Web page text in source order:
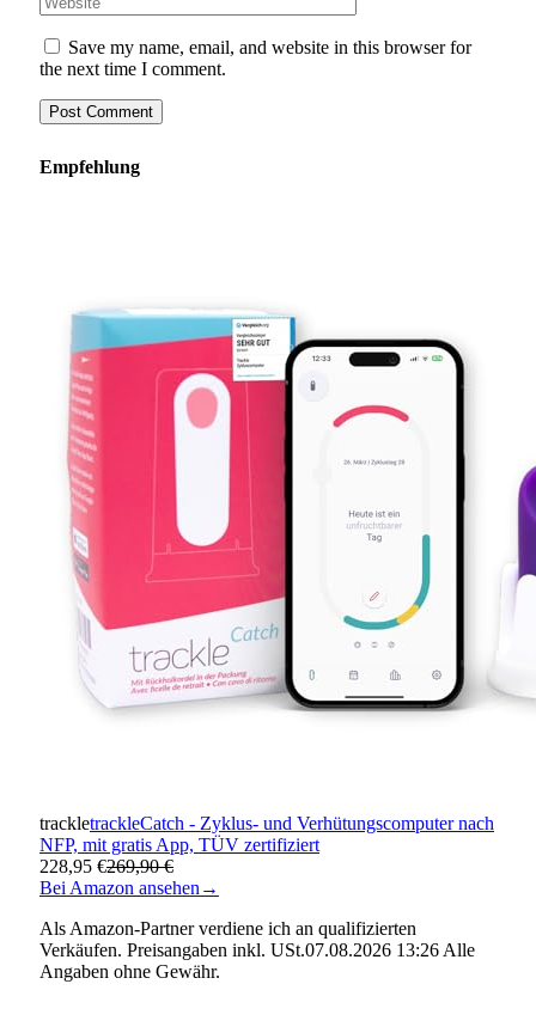
Save my name, email, and website in this browser for
the next time I comment.
Empfehlung
trackletrackleCatch - Zyklus- und Verhütungscomputer nach
NFP, mit gratis App, TÜV zertifiziert
228,95 €269,90 €
Bei Amazon ansehen →
Als Amazon-Partner verdiene ich an qualifizierten
Verkäufen. Preisangaben inkl. USt.07.08.2026 13:26 Alle
Angaben ohne Gewähr.